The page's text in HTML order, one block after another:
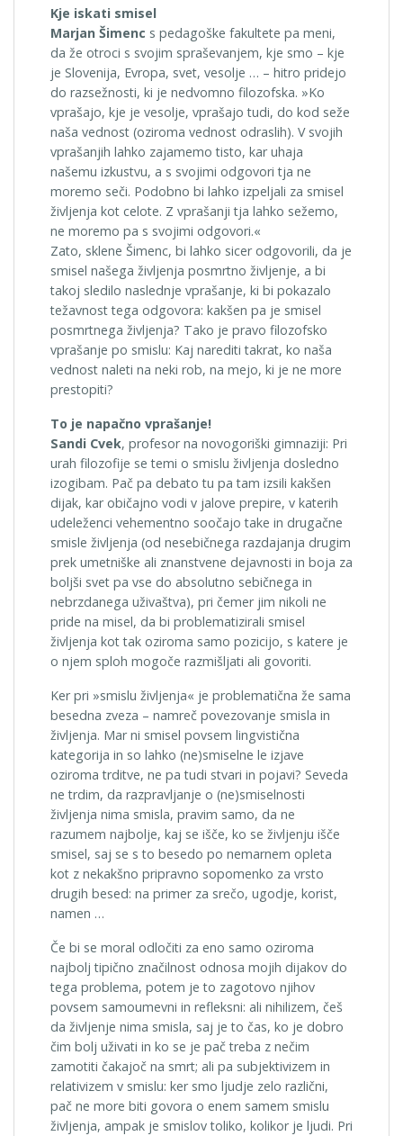
Kje iskati smisel
Marjan Šimenc s pedagoške fakultete pa meni,
da že otroci s svojim spraševanjem, kje smo – kje
je Slovenija, Evropa, svet, vesolje … – hitro pridejo
do razsežnosti, ki je nedvomno filozofska. »Ko
vprašajo, kje je vesolje, vprašajo tudi, do kod seže
naša vednost (oziroma vednost odraslih). V svojih
vprašanjih lahko zajamemo tisto, kar uhaja
našemu izkustvu, a s svojimi odgovori tja ne
moremo seči. Podobno bi lahko izpeljali za smisel
življenja kot celote. Z vprašanji tja lahko sežemo,
ne moremo pa s svojimi odgovori.«
Zato, sklene Šimenc, bi lahko sicer odgovorili, da je
smisel našega življenja posmrtno življenje, a bi
takoj sledilo naslednje vprašanje, ki bi pokazalo
težavnost tega odgovora: kakšen pa je smisel
posmrtnega življenja? Tako je pravo filozofsko
vprašanje po smislu: Kaj narediti takrat, ko naša
vednost naleti na neki rob, na mejo, ki je ne more
prestopiti?
To je napačno vprašanje!
Sandi Cvek, profesor na novogoriški gimnaziji: Pri
urah filozofije se temi o smislu življenja dosledno
izogibam. Pač pa debato tu pa tam izsili kakšen
dijak, kar običajno vodi v jalove prepire, v katerih
udeleženci vehementno soočajo take in drugačne
smisle življenja (od nesebičnega razdajanja drugim
prek umetniške ali znanstvene dejavnosti in boja za
boljši svet pa vse do absolutno sebičnega in
nebrzdanega uživaštva), pri čemer jim nikoli ne
pride na misel, da bi problematizirali smisel
življenja kot tak oziroma samo pozicijo, s katere je
o njem sploh mogoče razmišljati ali govoriti.
Ker pri »smislu življenja« je problematična že sama
besedna zveza – namreč povezovanje smisla in
življenja. Mar ni smisel povsem lingvistična
kategorija in so lahko (ne)smiselne le izjave
oziroma trditve, ne pa tudi stvari in pojavi? Seveda
ne trdim, da razpravljanje o (ne)smiselnosti
življenja nima smisla, pravim samo, da ne
razumem najbolje, kaj se išče, ko se življenju išče
smisel, saj se s to besedo po nemarnem opleta
kot z nekakšno pripravno sopomenko za vrsto
drugih besed: na primer za srečo, ugodje, korist,
namen …
Če bi se moral odločiti za eno samo oziroma
najbolj tipično značilnost odnosa mojih dijakov do
tega problema, potem je to zagotovo njihov
povsem samoumevni in refleksni: ali nihilizem, češ
da življenje nima smisla, saj je to čas, ko je dobro
čim bolj uživati in ko se je pač treba z nečim
zamotiti čakajoč na smrt; ali pa subjektivizem in
relativizem v smislu: ker smo ljudje zelo različni,
pač ne more biti govora o enem samem smislu
življenja, ampak je smislov toliko, kolikor je ljudi. Pri